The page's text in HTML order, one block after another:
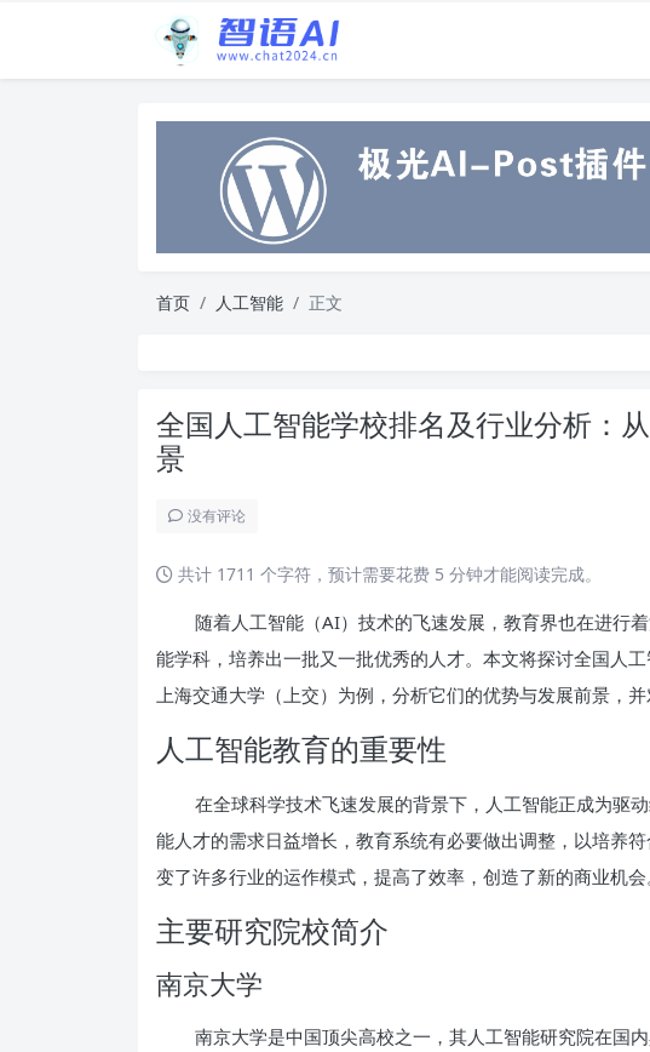
首页 人工智能 正文
全国人工智能学校排名及行业分析：
景
没有评论
共计 1711 个字符，预计需要花费 5 分钟才能阅读完成。
随着人工智能（AI）技术的飞速发展，教育界也在进行
能学科，培养出一批又一批优秀的人才。本文将探讨全国人
上海交通大学（上交）为例，分析它们的优势与发展前景，并
人工智能教育的重要性
在全球科学技术飞速发展的背景下，人工智能正成为驱
能人才的需求日益增长，教育系统有必要做出调整，以培养
变了许多行业的运作模式，提高了效率，创造了新的商业机会
主要研究院校简介
南京大学
南京大学是中国顶尖高校之一，其人工智能研究院在国